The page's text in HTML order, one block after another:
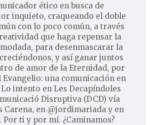
ético en busca de
inquieto, craqueando el doble
con lo poco común, a través
que haga repensar la
para desenmascarar la
y así ganar juntos
de amor de la Eternidad, por
Evangelio: una comunicación en
intento en Les Decapíndoles
Disruptiva (DCD) vía
Carena, en @jordimariada y en
Por ti y por mí. ¿Caminamos?